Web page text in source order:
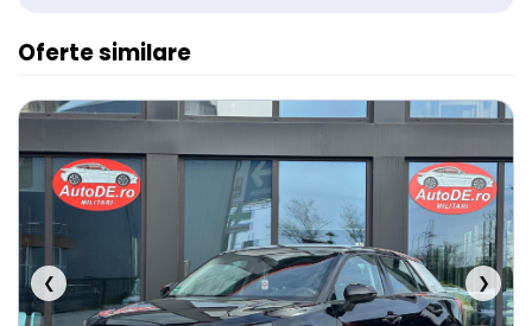
Oferte similare
❮ ❯